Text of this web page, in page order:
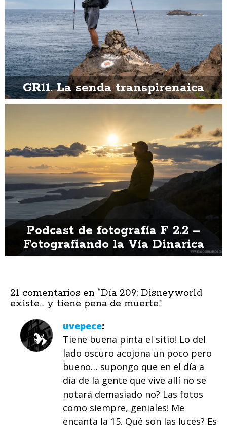
GR11. La senda transpirenaica
Podcast de fotografía F 2.2 –
Fotografiando la Vía Dinarica
21 comentarios en “Día 209: Disneyworld
existe… y tiene pena de muerte.”
uvepece
Tiene buena pinta el sitio! Lo del
lado oscuro acojona un poco pero
bueno… supongo que en el día a
día de la gente que vive allí no se
notará demasiado no? Las fotos
como siempre, geniales! Me
encanta la 15. Qué son las luces? Es